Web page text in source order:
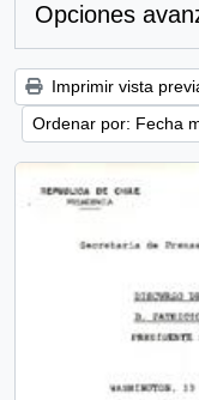
Opciones
Imprimir vista
Ordenar por: Fecha